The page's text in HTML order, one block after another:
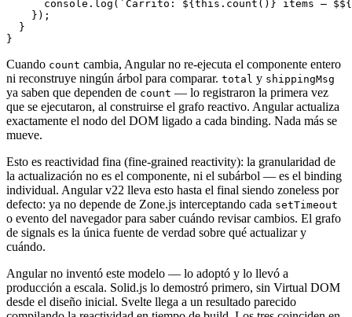
      console.
log ( `Carrito: ${this.count()} items —
    });
  }
Cuando count cambia, Angular no re-ejecuta el componente entero
ni reconstruye ningún árbol para comparar. total y shippingMsg
ya saben que dependen de count — lo registraron la primera vez
que se ejecutaron, al construirse el grafo reactivo. Angular actualiza
exactamente el nodo del DOM ligado a cada binding. Nada más se
mueve.
Esto es reactividad fina (fine-grained reactivity): la granularidad de
la actualización no es el componente, ni el subárbol — es el binding
individual. Angular v22 lleva esto hasta el final siendo zoneless por
defecto: ya no depende de Zone.js interceptando cada setTimeout
o evento del navegador para saber cuándo revisar cambios. El grafo
de signals es la única fuente de verdad sobre qué actualizar y
cuándo.
Angular no inventó este modelo — lo adoptó y lo llevó a
producción a escala. Solid.js lo demostró primero, sin Virtual DOM
desde el diseño inicial. Svelte llega a un resultado parecido